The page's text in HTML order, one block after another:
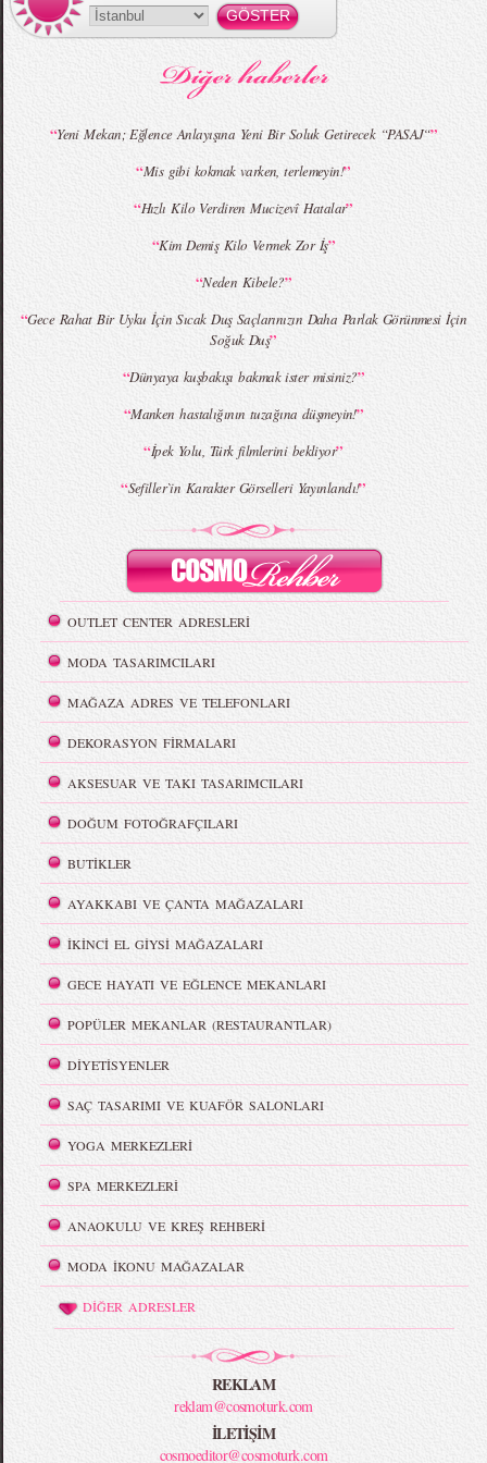
MBFWI - Gülçin Çengel 2015 Yaz
MBFWI - Zeynep Erdoğan 2015 Yaz
MBFWI - Giray Sepin 2015 Yaz Koleksiyonu MBFWI - Burçe Bekrek 2015 Yaz Koleksiyonu
“Yeni Mekan; Eğlence Anlayışına Yeni Bir Soluk Getirecek “PASAJ“”
“Mis gibi kokmak varken, terlemeyin!”
“Hızlı Kilo Verdiren Mucizevî Hatalar”
“Kim Demiş Kilo Vermek Zor İş”
“Neden Kibele?”
“Gece Rahat Bir Uyku İçin Sıcak Duş Saçlarınızın Daha Parlak Görünmesi İçin
Soğuk Duş”
“Dünyaya kuşbakışı bakmak ister misiniz?”
“Manken hastalığının tuzağına düşmeyin!”
“İpek Yolu, Türk filmlerini bekliyor”
“Sefiller`in Karakter Görselleri Yayınlandı!”
OUTLET CENTER ADRESLERİ
MODA TASARIMCILARI
MAĞAZA ADRES VE TELEFONLARI
DEKORASYON FİRMALARI
AKSESUAR VE TAKI TASARIMCILARI
DOĞUM FOTOĞRAFÇILARI
BUTİKLER
AYAKKABI VE ÇANTA MAĞAZALARI
İKİNCİ EL GİYSİ MAĞAZALARI
GECE HAYATI VE EĞLENCE MEKANLARI
POPÜLER MEKANLAR (RESTAURANTLAR)
DİYETİSYENLER
SAÇ TASARIMI VE KUAFÖR SALONLARI
YOGA MERKEZLERİ
SPA MERKEZLERİ
ANAOKULU VE KREŞ REHBERİ
MODA İKONU MAĞAZALAR
DİĞER ADRESLER
REKLAM
reklam@cosmoturk.com
İLETİŞİM
cosmoeditor@cosmoturk.com